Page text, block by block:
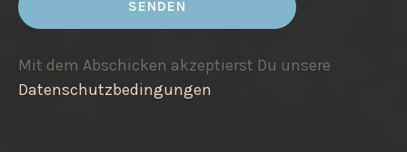
Mit dem Abschicken akzeptierst Du unsere
Datenschutzbedingungen